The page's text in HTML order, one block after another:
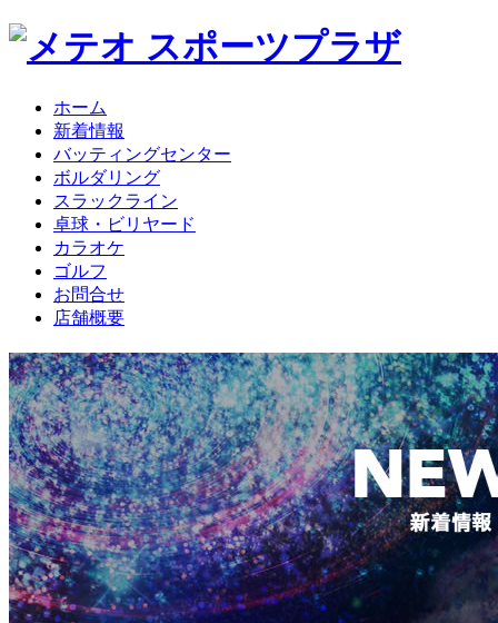
ホーム
新着情報
バッティングセンター
ボルダリング
スラックライン
卓球・ビリヤード
カラオケ
ゴルフ
お問合せ
店舗概要